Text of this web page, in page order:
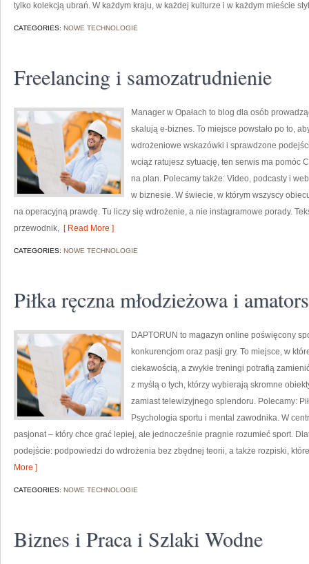
tylko kolekcją ubrań. W każdym kraju, w każdej kulturze i w każdym mieście
CATEGORIES: NOWE TECHNOLOGIE
Freelancing i samozatrudnienie
Manager w Opałach to blog dla osób
skalują e-biznes. To miejsce powstało po to,
wdrożeniowe wskazówki i sprawdzone
wciąż ratujesz sytuację, ten serwis ma pomóc
na plan. Polecamy także: Video, podcasty i
w biznesie. W świecie, w którym wszyscy
na operacyjną prawdę. Tu liczy się wdrożenie, a nie instagramowe porady.
przewodnik, [ Read More ]
CATEGORIES: NOWE TECHNOLOGIE
Piłka ręczna młodzieżowa i
DAPTORUN to magazyn online poświęcony
konkurencjom oraz pasji gry. To miejsce, w
ciekawością, a zwykłe treningi potrafią
z myślą o tych, którzy wybierają skromne
zamiast telewizyjnego splendoru. Polecamy:
Psychologia sportu i mental zawodnika. W
pasjonat – który chce grać lepiej, ale jednocześnie pragnie rozumieć sport.
podejście: podpowiedzi do wdrożenia bez zbędnej teorii, a także rozpiski,
More ]
CATEGORIES: NOWE TECHNOLOGIE
Biznes i Praca i Szlaki Wodne